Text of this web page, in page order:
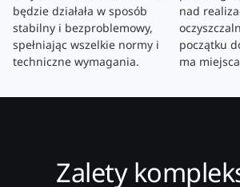
będzie działała w sposób
stabilny i bezproblemowy,
spełniając wszelkie normy i
techniczne wymagania.
nad
początku
ma
Zalety